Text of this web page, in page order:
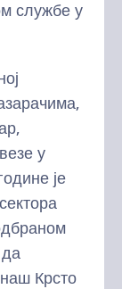
службе у
у
је
Крсто